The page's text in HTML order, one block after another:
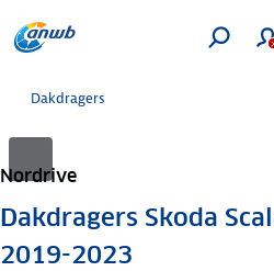
Dakdragers
Nordrive
Dakdragers Skoda
2019-2023